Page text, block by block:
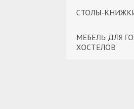
СТОЛЫ-
МЕБЕЛЬ ДЛЯ
ХОСТЕЛОВ